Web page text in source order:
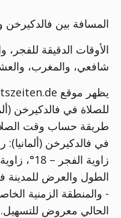
المسافة بين فالدكيرخن
الأوقات الدقيقة
شافعي، والمغرب، والعشاء لليوم
للصلاة في فالدكيرخن
في فالدكيرخن (ألمانيا):
زاوية الفجر – 18°، زاوية العشاء – 17°
- والمنطقة الزمنية
الحالي معروض للتسهيل.